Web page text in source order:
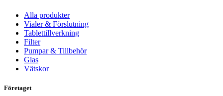
Alla produkter
Vialer & Förslutning
Tablettillverkning
Filter
Pumpar & Tillbehör
Glas
Vätskor
Företaget